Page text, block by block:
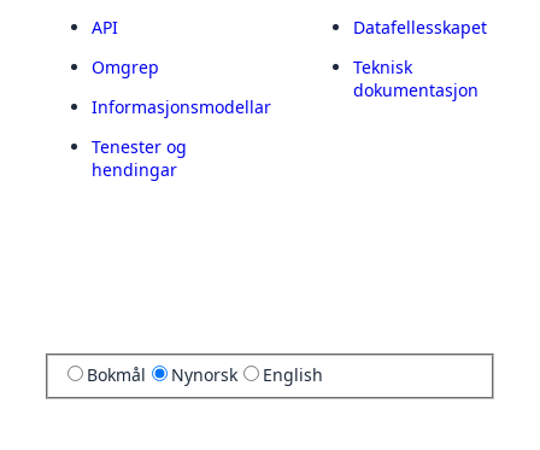
API
Omgrep
Informasjonsmodellar
Tenester og
hendingar
Datafellesskapet
Teknisk
dokumentasjon
Bokmål Nynorsk English